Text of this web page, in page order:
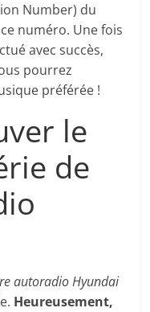
Number) du
numéro. Une fois
avec succès,
pourrez
préférée !
le
de
autoradio Hyundai
Heureusement,